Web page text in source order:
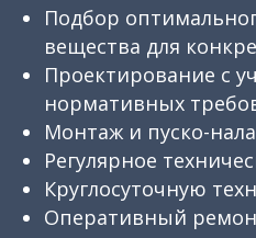
Подбор
вещества для
Проектирование с
нормативных
Монтаж и пуско-
Регулярное
Круглосуточную
Оперативный